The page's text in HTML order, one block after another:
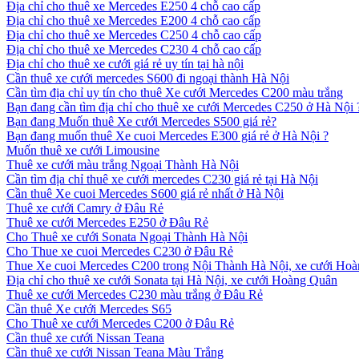
Địa chỉ cho thuê xe Mercedes E250 4 chỗ cao cấp
Địa chỉ cho thuê xe Mercedes E200 4 chỗ cao cấp
Địa chỉ cho thuê xe Mercedes C250 4 chỗ cao cấp
Địa chỉ cho thuê xe Mercedes C230 4 chỗ cao cấp
Địa chỉ cho thuê xe cưới giá rẻ uy tín tại hà nội
Cần thuê xe cưới mercedes S600 đi ngoại thành Hà Nội
Cần tìm địa chỉ uy tín cho thuê Xe cưới Mercedes C200 màu trắng
Bạn đang cần tìm địa chỉ cho thuê xe cưới Mercedes C250 ở Hà Nội
Bạn đang Muốn thuê Xe cưới Mercedes S500 giá rẻ?
Bạn đang muốn thuê Xe cuoi Mercedes E300 giá rẻ ở Hà Nội ?
Muốn thuê xe cưới Limousine
Thuê xe cưới màu trắng Ngoại Thành Hà Nội
Cần tìm địa chỉ thuê xe cưới mercedes C230 giá rẻ tại Hà Nội
Cần thuê Xe cuoi Mercedes S600 giá rẻ nhất ở Hà Nội
Thuê xe cưới Camry ở Đâu Rẻ
Thuê xe cưới Mercedes E250 ở Đâu Rẻ
Cho Thuê xe cưới Sonata Ngoại Thành Hà Nội
Cho Thue xe cuoi Mercedes C230 ở Đâu Rẻ
Thue Xe cuoi Mercedes C200 trong Nội Thành Hà Nội, xe cưới
Địa chỉ cho thuê xe cưới Sonata tại Hà Nội, xe cưới Hoàng Quân
Thuê xe cưới Mercedes C230 màu trắng ở Đâu Rẻ
Cần thuê Xe cưới Mercedes S65
Cho Thuê xe cưới Mercedes C200 ở Đâu Rẻ
Cần thuê xe cưới Nissan Teana
Cần thuê xe cưới Nissan Teana Màu Trắng